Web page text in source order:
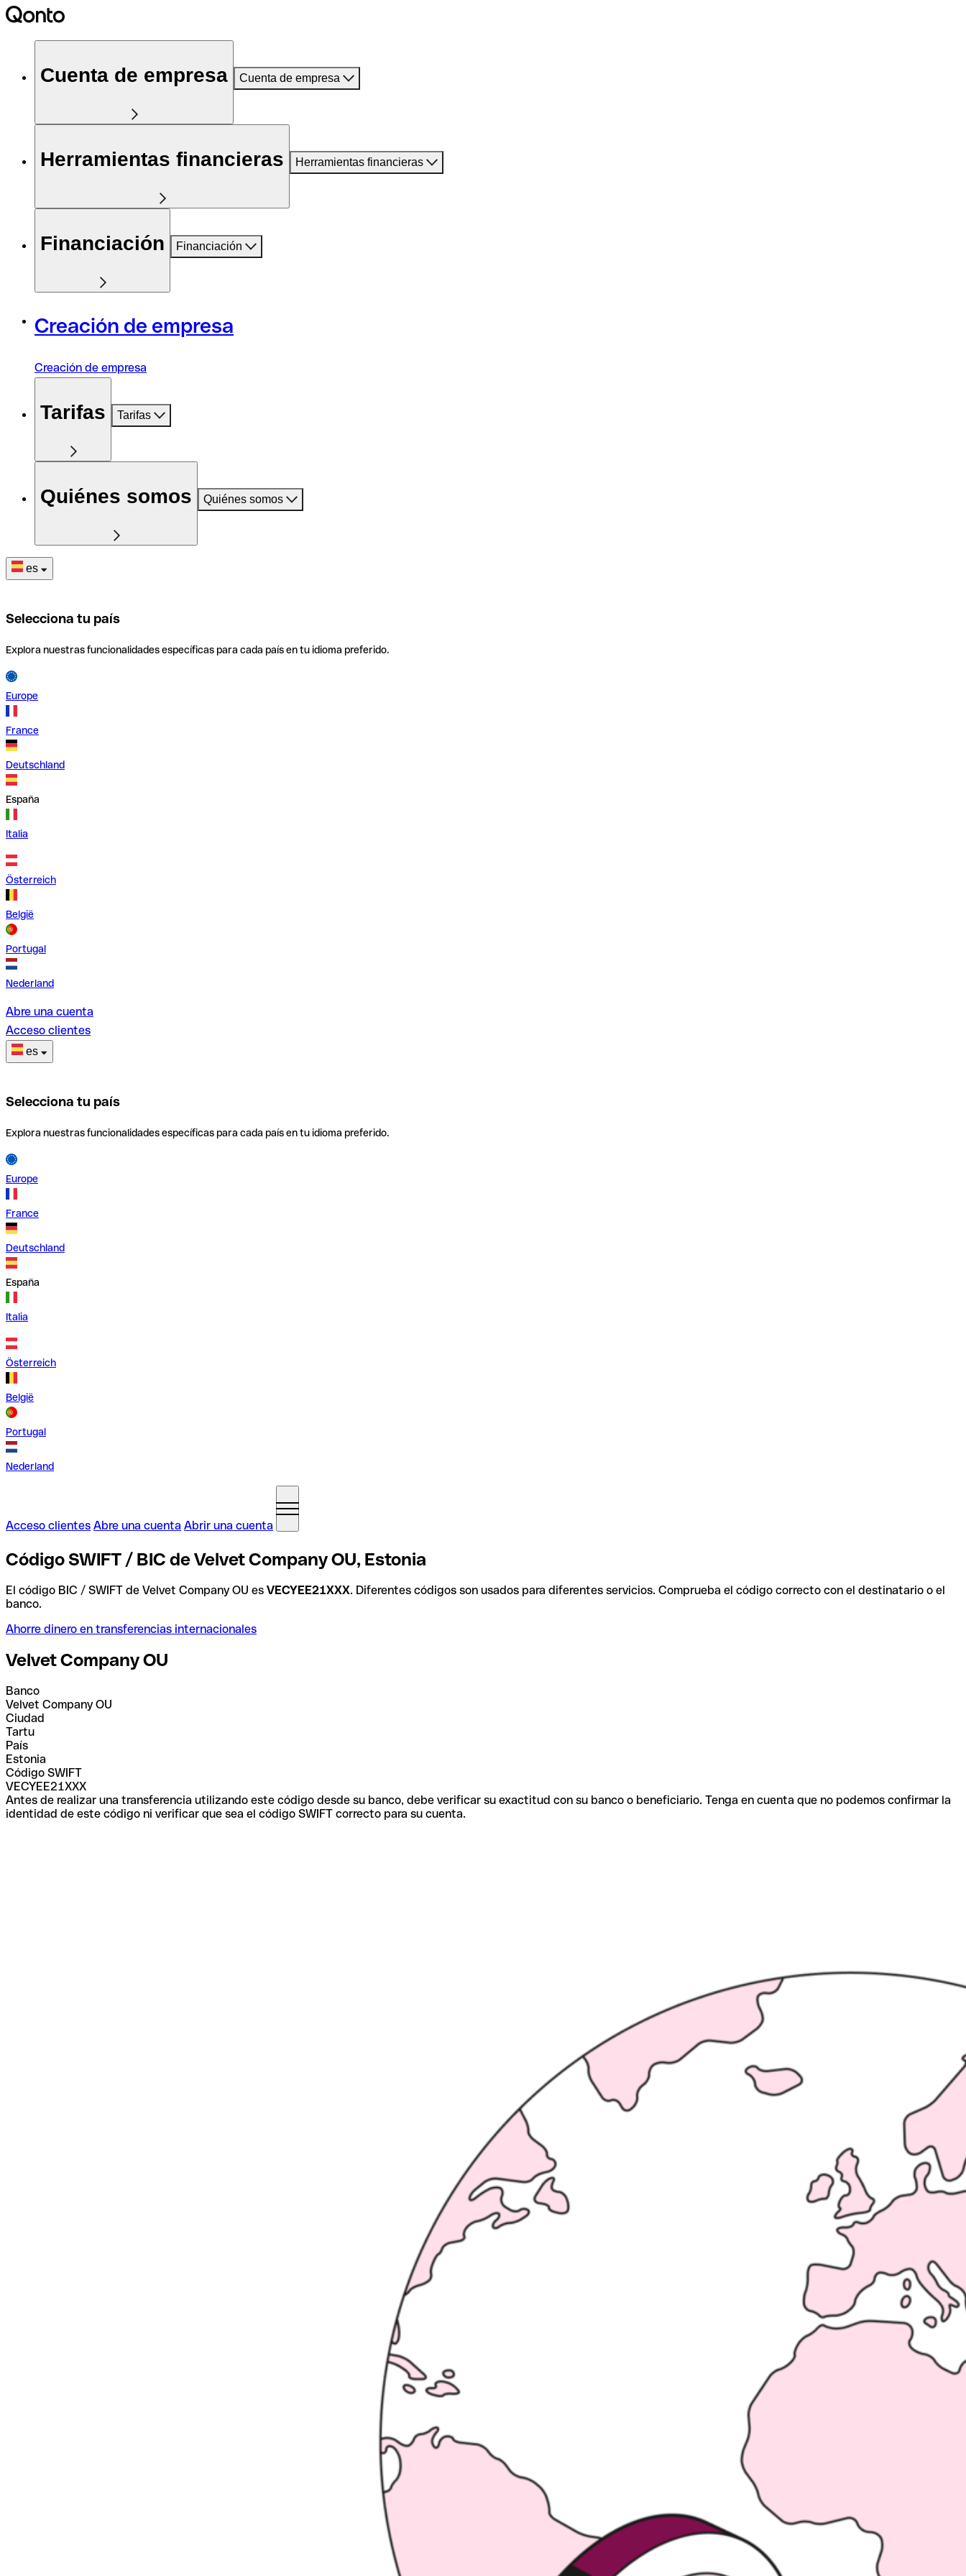
Cuenta de empresa Cuenta de empresa
Herramientas financieras Herramientas financieras
Financiación Financiación
Creación de empresa
Creación de empresa
Tarifas Tarifas
Quiénes somos Quiénes somos
es
Selecciona tu país
Explora nuestras funcionalidades específicas para cada país en tu idioma preferido.
Europe
France
Deutschland
España
Italia
Österreich
België
Portugal
Nederland
Abre una cuenta
Acceso clientes
es
Selecciona tu país
Explora nuestras funcionalidades específicas para cada país en tu idioma preferido.
Europe
France
Deutschland
España
Italia
Österreich
België
Portugal
Nederland
Acceso clientes Abre una cuenta Abrir una cuenta
Código SWIFT / BIC de Velvet Company OU, Estonia
El código BIC / SWIFT de Velvet Company OU es VECYEE21XXX. Diferentes códigos son usados para diferentes servicios. Comprueba el código correcto con el destinatario o el
banco.
Ahorre dinero en transferencias internacionales
Velvet Company OU
Banco
Velvet Company OU
Ciudad
Tartu
País
Estonia
Código SWIFT
VECYEE21XXX
Antes de realizar una transferencia utilizando este código desde su banco, debe verificar su exactitud con su banco o beneficiario. Tenga en cuenta que no podemos confirmar la
identidad de este código ni verificar que sea el código SWIFT correcto para su cuenta.